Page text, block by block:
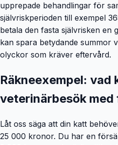
upprepade behandlingar för
självriskperioden till exempel
betala den fasta självrisken en
kan spara betydande summor
olyckor som kräver eftervård.
Räkneexempel: vad
veterinärbesök med
Låt oss säga att din katt
25 000 kronor. Du har en